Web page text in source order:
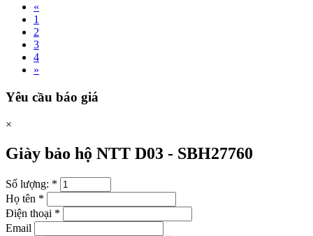
«
1
2
3
4
»
Yêu cầu báo giá
×
Giày bảo hộ NTT D03 - SBH27760
Số lượng: *
Họ tên *
Điện thoại *
Email